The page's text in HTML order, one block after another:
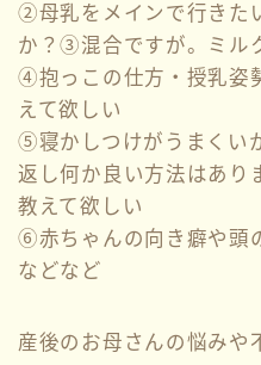
②母乳をメインで行きた
か？③混合ですが。ミル
④抱っこの仕方・授乳姿
えて欲しい
⑤寝かしつけがうまくい
返し何か良い方法はあり
教えて欲しい
⑥赤ちゃんの向き癖や頭
などなど
産後のお母さんの悩みや